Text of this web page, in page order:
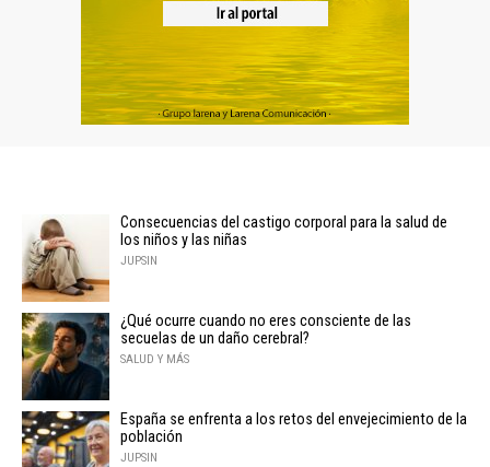
Consecuencias del castigo corporal para la salud de
los niños y las niñas
JUPSIN
¿Qué ocurre cuando no eres consciente de las
secuelas de un daño cerebral?
SALUD Y MÁS
España se enfrenta a los retos del envejecimiento de la
población
JUPSIN